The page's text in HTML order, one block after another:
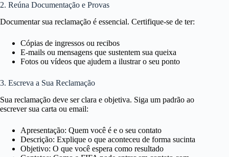
2. Reúna Documentação e Provas
Documentar sua reclamação é essencial. Certifique-se de ter:
Cópias de ingressos ou recibos
E-mails ou mensagens que sustentem sua queixa
Fotos ou vídeos que ajudem a ilustrar o seu ponto
3. Escreva a Sua Reclamação
Sua reclamação deve ser clara e objetiva. Siga um padrão ao
escrever sua carta ou email:
Apresentação: Quem você é e o seu contato
Descrição: Explique o que aconteceu de forma sucinta
Objetivo: O que você espera como resultado